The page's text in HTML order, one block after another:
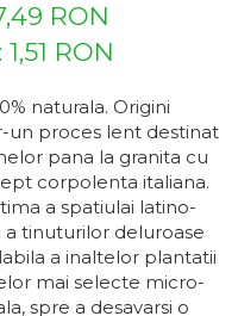
RON
1,51 RON
naturala. Origini
un proces lent destinat
pana la granita cu
corpolenta italiana.
a spatiulai latino-
tinuturilor deluroase
a inaltelor plantatii
mai selecte micro-
spre a desavarsi o